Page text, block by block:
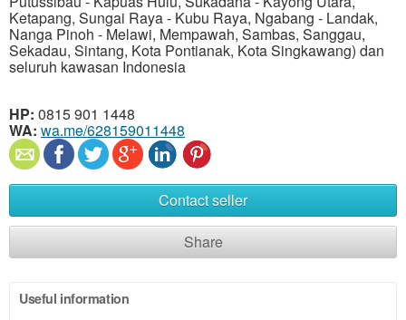
Ketapang, Sungai Raya - Kubu Raya, Ngabang - Landak,
Nanga Pinoh - Melawi, Mempawah, Sambas, Sanggau,
Sekadau, Sintang, Kota Pontianak, Kota Singkawang) dan
seluruh kawasan Indonesia
HP: 0815 901 1448
WA: wa.me/628159011448
Contact seller
Share
Useful information